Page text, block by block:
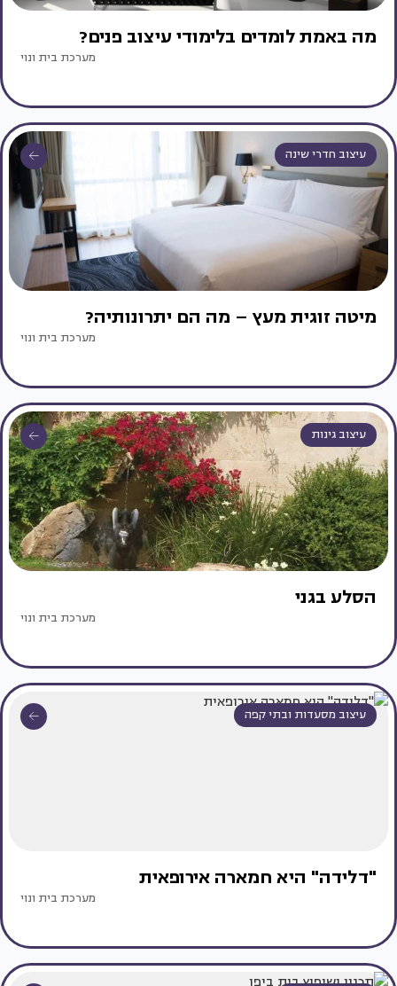
מה באמת לומדים בלימודי עיצוב פנים?
מערכת בית ונוי
עיצוב חדרי שינה
מיטה זוגית מעץ – מה הם יתרונותיה?
מערכת בית ונוי
עיצוב גינות
הסלע בגני
מערכת בית ונוי
עיצוב מסעדות ובתי קפה
"דלידה" היא חמארה אירופאית
מערכת בית ונוי